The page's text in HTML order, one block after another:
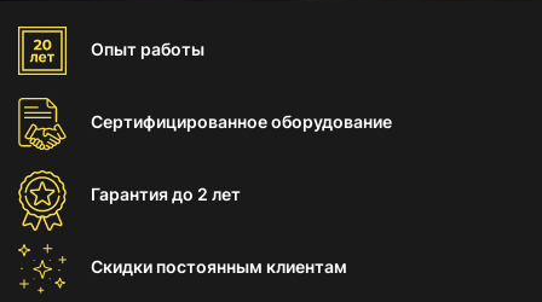
Опыт работы
Сертифицированноеоборудование
Гарантиядо 2 лет
Скидки постоянным клиентам